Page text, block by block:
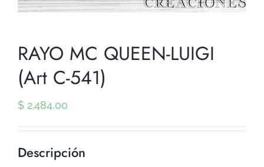
RAYO MC QUEEN-LUIGI
(Art C-541)
$ 2.484,00
Descripción